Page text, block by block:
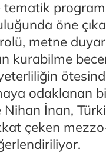
öne
metne
kurabilme
odaklanan
İnan,
çeken